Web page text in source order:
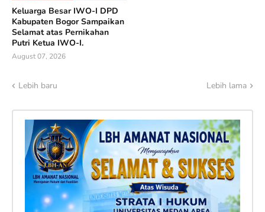
Keluarga Besar IWO-I DPD
Kabupaten Bogor Sampaikan
Selamat atas Pernikahan
Putri Ketua IWO-I.
August 07, 2026
Lebih baru Lebih lama